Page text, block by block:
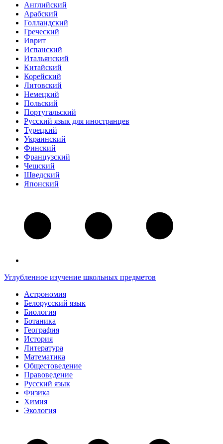
Английский
Арабский
Голландский
Греческий
Иврит
Испанский
Итальянский
Китайский
Корейский
Литовский
Немецкий
Польский
Португальский
Русский язык для иностранцев
Турецкий
Украинский
Финский
Французский
Чешский
Шведский
Японский
Углубленное изучение школьных предметов
Астрономия
Белорусский язык
Биология
Ботаника
География
История
Литература
Математика
Общестоведение
Правоведение
Русский язык
Физика
Химия
Экология